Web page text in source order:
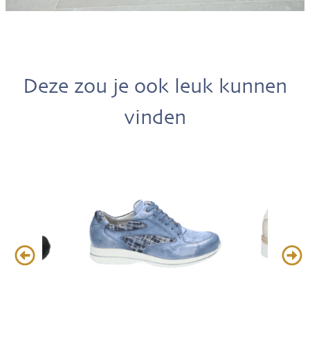
Deze zou je ook leuk kunnen
vinden